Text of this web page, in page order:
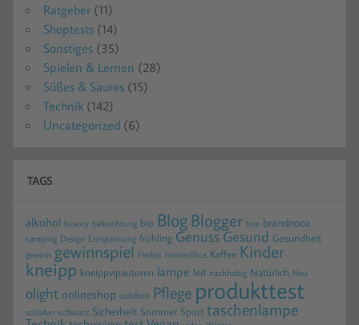
Ratgeber (11)
Shoptests (14)
Sonstiges (35)
Spielen & Lernen (28)
Süßes & Saures (15)
Technik (142)
Uncategorized (6)
TAGS
alkohol beauty beleuchtung bio BlogBlogger box brandnooz
camping Design Entspannung frühling GenussGesund Gesundheit
gewinn gewinnspiel Herbst homeoffice Kaffee Kinder
kneipp kneippvipautoren lampe led nachhaltig Natürlich Neu
olight onlineshop outdoor Pflege produkttest
schlafen schwarz Sicherheit Sommer Sport taschenlampe